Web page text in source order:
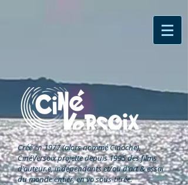
Créé en 1977 (alors nommé Cinoche),
CinéVersoixprojette depuis 1995 des films
d'auteur.e, indépendants et/ou d'art & essai
du monde entier, en vo sous-titrée.